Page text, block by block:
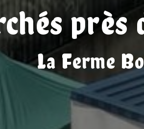
près
La Ferme